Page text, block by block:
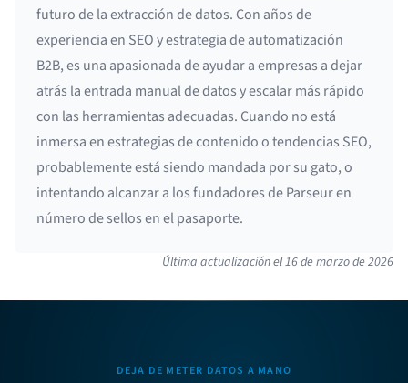
futuro de la extracción de datos. Con años de
experiencia en SEO y estrategia de automatización
B2B, es una apasionada de ayudar a empresas a dejar
atrás la entrada manual de datos y escalar más rápido
con las herramientas adecuadas. Cuando no está
inmersa en estrategias de contenido o tendencias SEO,
probablemente está siendo mandada por su gato, o
intentando alcanzar a los fundadores de Parseur en
número de sellos en el pasaporte.
Última actualización el16 de marzo de 2026
DEJA DE METER DATOS A MANO